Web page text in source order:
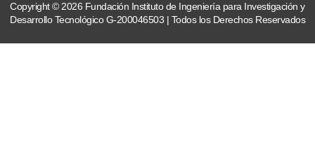
Copyright © 2026 Fundación Instituto de Ingeniería para Investigación y
Desarrollo Tecnológico G-200046503 | Todos los Derechos Reservados